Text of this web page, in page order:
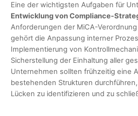
Eine der wichtigsten Aufgaben für
Entwicklung von Compliance-
Anforderungen der MiCA-
gehört die Anpassung interner
Implementierung von
Sicherstellung der Einhaltung aller
Unternehmen sollten frühzeitig eine
bestehenden Strukturen
Lücken zu identifizieren und zu